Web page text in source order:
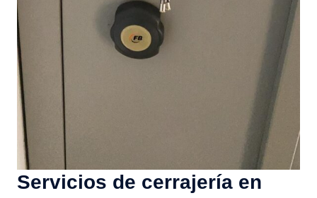
Servicios de cerrajería en